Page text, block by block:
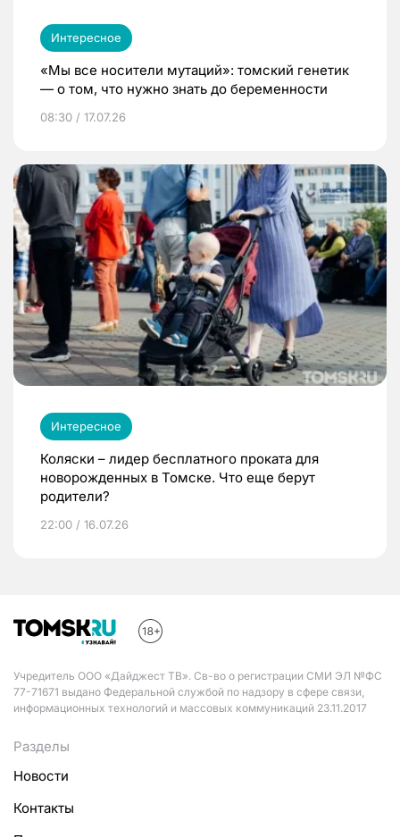
Интересное
«Мы все носители мутаций»: томский генетик
— о том, что нужно знать до беременности
08:30 / 17.07.26
Интересное
Коляски – лидер бесплатного проката для
новорожденных в Томске. Что еще берут
родители?
22:00 / 16.07.26
Учредитель ООО «Дайджест ТВ». Св-во о регистрации СМИ ЭЛ №ФС
77-71671 выдано Федеральной службой по надзору в сфере связи,
информационных технологий и массовых коммуникаций 23.11.2017
Разделы
Новости
Контакты